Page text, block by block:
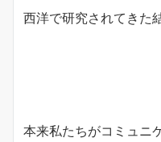
西洋で研究されてきた
本来私たちがコミュニ